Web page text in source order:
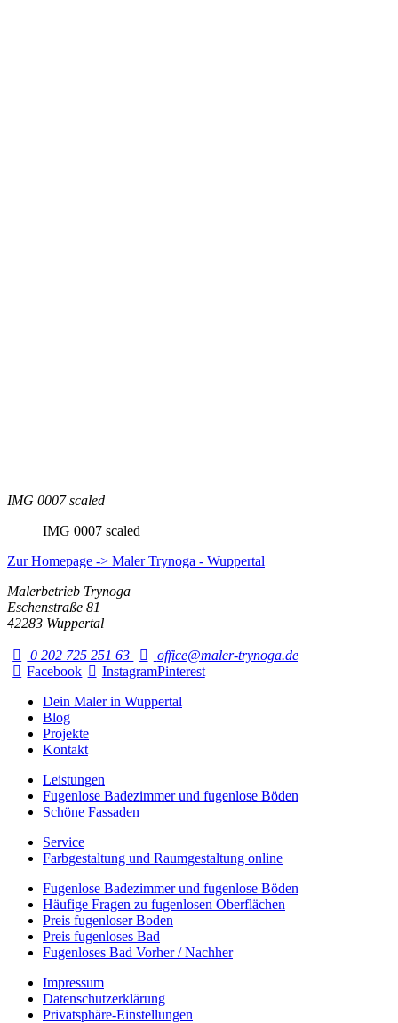
IMG 0007 scaled
IMG 0007 scaled
Zur Homepage -> Maler Trynoga - Wuppertal
Malerbetrieb Trynoga
Eschenstraße 81
42283 Wuppertal
0 202 725 251 63
office@maler-trynoga.de
Facebook
InstagramPinterest
Dein Maler in Wuppertal
Blog
Projekte
Kontakt
Leistungen
Fugenlose Badezimmer und fugenlose Böden
Schöne Fassaden
Service
Farbgestaltung und Raumgestaltung online
Fugenlose Badezimmer und fugenlose Böden
Häufige Fragen zu fugenlosen Oberflächen
Preis fugenloser Boden
Preis fugenloses Bad
Fugenloses Bad Vorher / Nachher
Impressum
Datenschutzerklärung
Privatsphäre-Einstellungen